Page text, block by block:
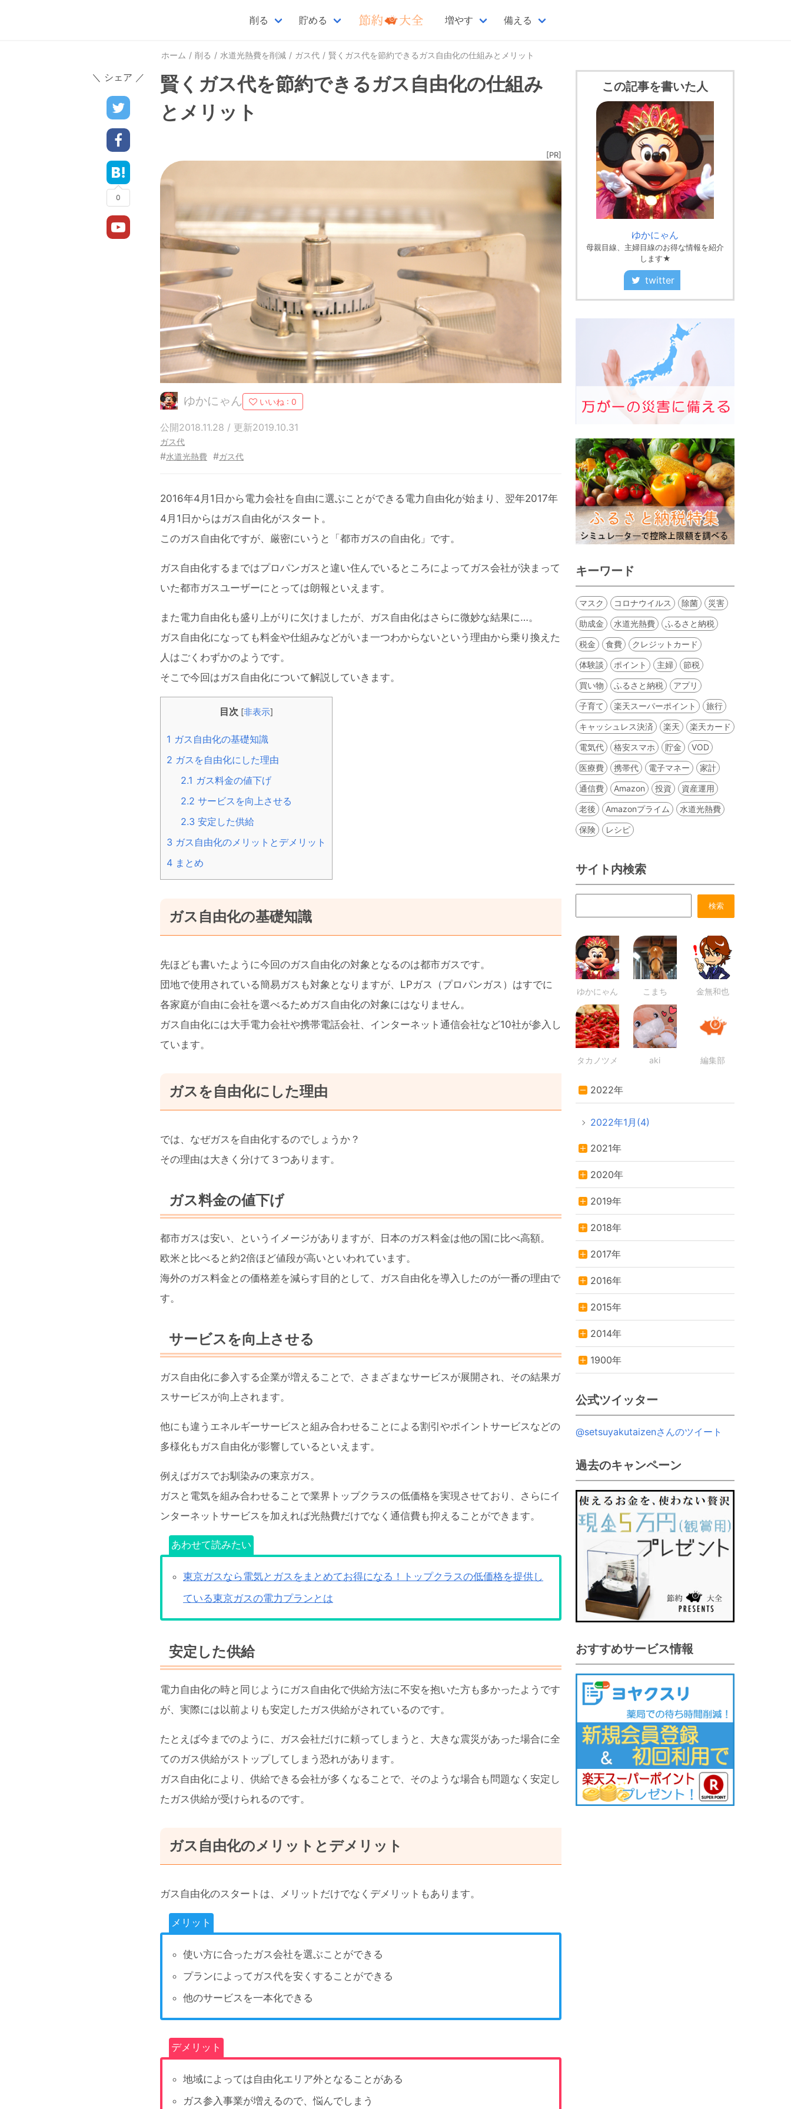
削る 貯める 増やす 備える
ホーム 削る 水道光熱費を削減 ガス代 賢くガス代を節約できるガス自由化の仕組みとメリット
＼ シェア ／
0
賢くガス代を節約できるガス自由化の仕組み
とメリット
[PR]
ゆかにゃん いいね : 0
公開2018.11.28 / 更新2019.10.31
ガス代
#水道光熱費 #ガス代
2016年4月1日から電力会社を自由に選ぶことができる電力自由化が始まり、翌年2017年
4月1日からはガス自由化がスタート。
このガス自由化ですが、厳密にいうと「都市ガスの自由化」です。
ガス自由化するまではプロパンガスと違い住んでいるところによってガス会社が決まって
いた都市ガスユーザーにとっては朗報といえます。
また電力自由化も盛り上がりに欠けましたが、ガス自由化はさらに微妙な結果に…。
ガス自由化になっても料金や仕組みなどがいま一つわからないという理由から乗り換えた
人はごくわずかのようです。
そこで今回はガス自由化について解説していきます。
目次 [非表示]
1 ガス自由化の基礎知識
2 ガスを自由化にした理由
2.1 ガス料金の値下げ
2.2 サービスを向上させる
2.3 安定した供給
3 ガス自由化のメリットとデメリット
4 まとめ
ガス自由化の基礎知識
先ほども書いたように今回のガス自由化の対象となるのは都市ガスです。
団地で使用されている簡易ガスも対象となりますが、LPガス（プロパンガス）はすでに
各家庭が自由に会社を選べるためガス自由化の対象にはなりません。
ガス自由化には大手電力会社や携帯電話会社、インターネット通信会社など10社が参入し
ています。
ガスを自由化にした理由
では、なぜガスを自由化するのでしょうか？
その理由は大きく分けて３つあります。
ガス料金の値下げ
都市ガスは安い、というイメージがありますが、日本のガス料金は他の国に比べ高額。
欧米と比べると約2倍ほど値段が高いといわれています。
海外のガス料金との価格差を減らす目的として、ガス自由化を導入したのが一番の理由で
す。
サービスを向上させる
ガス自由化に参入する企業が増えることで、さまざまなサービスが展開され、その結果ガ
スサービスが向上されます。
他にも違うエネルギーサービスと組み合わせることによる割引やポイントサービスなどの
多様化もガス自由化が影響しているといえます。
例えばガスでお馴染みの東京ガス。
ガスと電気を組み合わせることで業界トップクラスの低価格を実現させており、さらにイ
ンターネットサービスを加えれば光熱費だけでなく通信費も抑えることができます。
あわせて読みたい
東京ガスなら電気とガスをまとめてお得になる！トップクラスの低価格を提供し
ている東京ガスの電力プランとは
安定した供給
電力自由化の時と同じようにガス自由化で供給方法に不安を抱いた方も多かったようです
が、実際には以前よりも安定したガス供給がされているのです。
たとえば今までのように、ガス会社だけに頼ってしまうと、大きな震災があった場合に全
てのガス供給がストップしてしまう恐れがあります。
ガス自由化により、供給できる会社が多くなることで、そのような場合も問題なく安定し
たガス供給が受けられるのです。
ガス自由化のメリットとデメリット
ガス自由化のスタートは、メリットだけでなくデメリットもあります。
メリット
使い方に合ったガス会社を選ぶことができる
プランによってガス代を安くすることができる
他のサービスを一本化できる
デメリット
地域によっては自由化エリア外となることがある
ガス参入事業が増えるので、悩んでしまう
この記事を書いた人
ゆかにゃん
母親目線、主婦目線のお得な情報を紹介
します★
twitter
キーワード
マスク コロナウイルス 除菌 災害
助成金 水道光熱費 ふるさと納税
税金 食費 クレジットカード
体験談 ポイント 主婦 節税
買い物 ふるさと納税 アプリ
子育て 楽天スーパーポイント 旅行
キャッシュレス決済 楽天 楽天カード
電気代 格安スマホ 貯金 VOD
医療費 携帯代 電子マネー 家計
通信費 Amazon 投資 資産運用
老後 Amazonプライム 水道光熱費
保険 レシピ
サイト内検索
ゆかにゃん こまち 金無和也
タカノツメ aki 編集部
2022年
2022年1月(4)
2021年
2020年
2019年
2018年
2017年
2016年
2015年
2014年
1900年
公式ツイッター
@setsuyakutaizenさんのツイート
過去のキャンペーン
おすすめサービス情報